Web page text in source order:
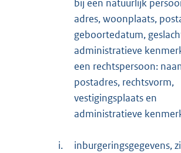
bij een natuurlijk
adres, woonplaats,
geboortedatum,
administratieve
een rechtspersoon:
postadres, rechtsvorm,
vestigingsplaats en
administratieve
i.
inburgeringsgegevens,